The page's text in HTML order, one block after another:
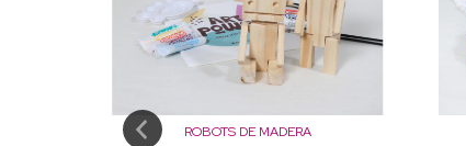
ROBOTS DE MADERA